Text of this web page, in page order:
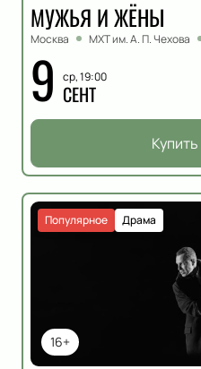
МУЖЬЯ И ЖЁНЫ
Москва МХТ им. А. П. Чехова
9 ср, 19:00
СЕНТ
16+
Драма
Популярное